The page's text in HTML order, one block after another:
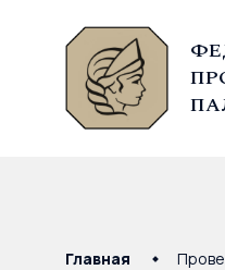
© Федеральная
Главная